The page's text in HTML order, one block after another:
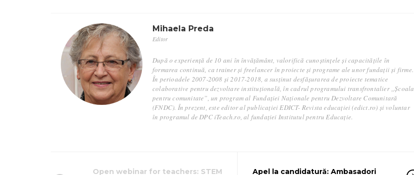
Mihaela Preda
Editor
După o experiență de 10 ani în învățământ, valorifică cunoștințele și capacitățile în
formarea continuă, ca trainer și freelancer în proiecte și programe ale unor fundații și firme.
În perioadele 2007-2008 și 2017-2018, a susținut desfășurarea de proiecte tematice
colaborative pentru dezvoltare instituțională, în cadrul programului transfrontalier „Școala
pentru comunitate”, un program al Fundației Naționale pentru Dezvoltare Comunitară
(FNDC). În prezent, este editor al publicației EDICT- Revista educației (edict.ro) și voluntar
în programul de DPC iTeach.ro, al fundației Institutul pentru Educație.
Open webinar for teachers: STEM Apel la candidatură: Ambasadori